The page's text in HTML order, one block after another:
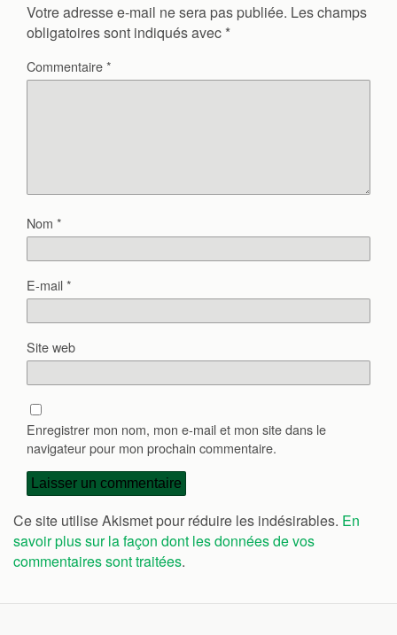
Votre adresse e-mail ne sera pas publiée. Les champs
obligatoires sont indiqués avec *
Commentaire*
Nom *
E-mail*
Site web
Enregistrer mon nom, mon e-mail et mon site dans le
navigateur pour mon prochain commentaire.
Ce site utilise Akismet pour réduire les indésirables. En
savoir plus sur la façon dont les données de vos
commentaires sont traitées.